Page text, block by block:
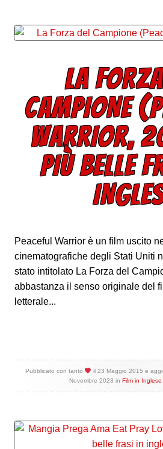
LA
CAMPIONE
WARRIOR,
PIÙ BELLE
Peaceful Warrior è un film uscito
cinematografiche degli Stati Uniti
stato intitolato La Forza del
abbastanza il senso originale del
letterale...
Pubblicato con tanto il 23 Maggio 2015 e
Novembre 2023 in Film in Inglese